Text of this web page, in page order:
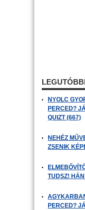
NYOLC
PERCED?
QUIZT (667)
NEHÉZ
ZSENIK
TUDSZ!
PERCED?